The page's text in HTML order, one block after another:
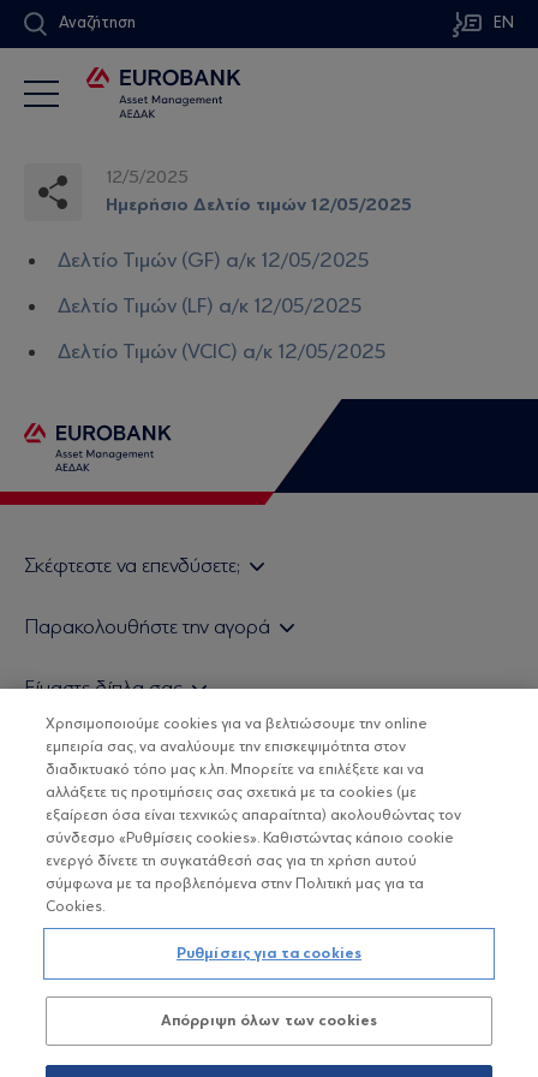
Αναζήτηση EN
12/5/2025
Ημερήσιο Δελτίο τιμών 12/05/2025
Δελτίο Τιμών (GF) α/κ 12/05/2025
Δελτίο Τιμών (LF) α/κ 12/05/2025
Δελτίο Τιμών (VCIC) α/κ 12/05/2025
Σκέφτεστε να επενδύσετε;
Τιμολογιακή Πολιτική
Δείτε τις πολιτικές μας
Βασικές Γνώσεις
Παρακολουθήστε την αγορά
Τα νέα μας
Χρήσιμοι σύνδεσμοι
Είμαστε δίπλα σας
H Eurobank Asset Management ΑΕΔΑΚ
Επενδυτική φιλοσοφία ESG
Πιστοποιημένα στελέχη και συνεργάτες
Αποστολή Βιογραφικών
ΟΙ ΟΣΕΚΑ ΔΕΝ ΕΧΟΥΝ ΕΓΓΥΗΜΕΝΗ ΑΠΟΔΟΣΗ ΚΑΙ ΟΙ
ΠΡΟΗΓΟΥΜΕΝΕΣ ΑΠΟΔΟΣΕΙΣ ΔΕΝ ΔΙΑΣΦΑΛΙΖΟΥΝ ΤΙΣ
ΜΕΛΛΟΝΤΙΚΕΣ
Copyright © Eurobank ΑΕΔΑΚ
Προστασία Προσωπικών Δεδομένων
Όροι χρήσης
Χρησιμοποιούμε cookies για να βελτιώσουμε την online
εμπειρία σας, να αναλύουμε την επισκεψιμότητα στον
διαδικτυακό τόπο μας κ.λπ. Μπορείτε να επιλέξετε και να
αλλάξετε τις προτιμήσεις σας σχετικά με τα cookies (με
εξαίρεση όσα είναι τεχνικώς απαραίτητα) ακολουθώντας τον
σύνδεσμο «Ρυθμίσεις cookies». Καθιστώντας κάποιο cookie
ενεργό δίνετε τη συγκατάθεσή σας για τη χρήση αυτού
σύμφωνα με τα προβλεπόμενα στην Πολιτική μας για τα
Cookies.
Ρυθμίσεις για τα cookies
Απόρριψη όλων των cookies